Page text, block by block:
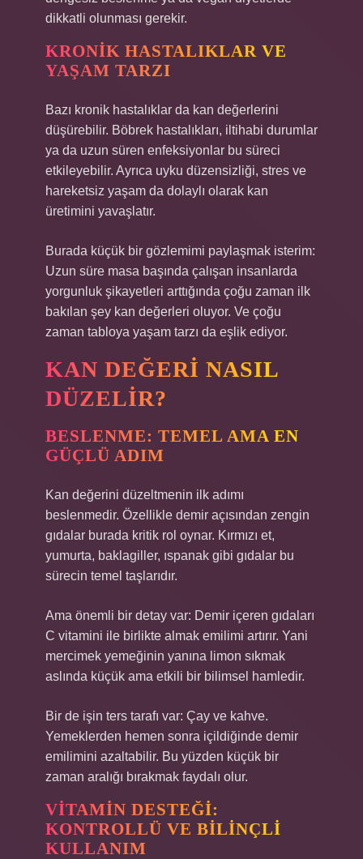
dikkatli olunması gerekir.
KRONIK HASTALIKLAR VE
YAŞAM TARZI
Bazı kronik hastalıklar da kan değerlerini
düşürebilir. Böbrek hastalıkları, iltihabi durumlar
ya da uzun süren enfeksiyonlar bu süreci
etkileyebilir. Ayrıca uyku düzensizliği, stres ve
hareketsiz yaşam da dolaylı olarak kan
üretimini yavaşlatır.
Burada küçük bir gözlemimi paylaşmak isterim:
Uzun süre masa başında çalışan insanlarda
yorgunluk şikayetleri arttığında çoğu zaman ilk
bakılan şey kan değerleri oluyor. Ve çoğu
zaman tabloya yaşam tarzı da eşlik ediyor.
KAN DEĞERI NASIL
DÜZELIR?
BESLENME: TEMEL AMA EN
GÜÇLÜ ADIM
Kan değerini düzeltmenin ilk adımı
beslenmedir. Özellikle demir açısından zengin
gıdalar burada kritik rol oynar. Kırmızı et,
yumurta, baklagiller, ıspanak gibi gıdalar bu
sürecin temel taşlarıdır.
Ama önemli bir detay var: Demir içeren gıdaları
C vitamini ile birlikte almak emilimi artırır. Yani
mercimek yemeğinin yanına limon sıkmak
aslında küçük ama etkili bir bilimsel hamledir.
Bir de işin ters tarafı var: Çay ve kahve.
Yemeklerden hemen sonra içildiğinde demir
emilimini azaltabilir. Bu yüzden küçük bir
zaman aralığı bırakmak faydalı olur.
VITAMIN DESTEĞI:
KONTROLLÜ VE BILINÇLI
KULLANIM